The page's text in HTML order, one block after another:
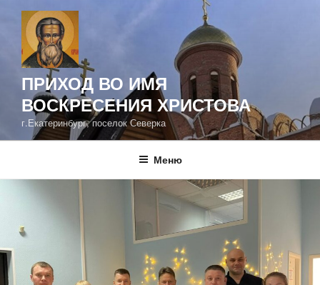
Перейти
содержимому
ПРИХОД ВО ИМЯ
ВОСКРЕСЕНИЯ ХРИСТОВА
г.Екатеринбург, поселок Северка
Меню